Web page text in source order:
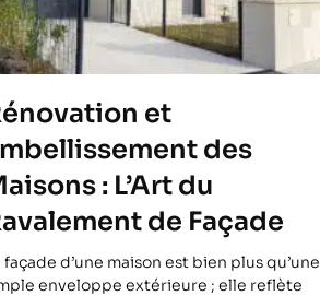
et
des
: L’Art du
de Façade
façade d’une maison est bien plus qu’une
enveloppe extérieure ; elle reflète